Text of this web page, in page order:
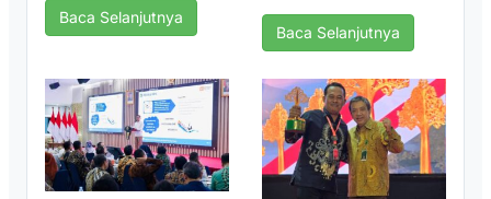
Baca Selanjutnya
Baca Selanjutnya